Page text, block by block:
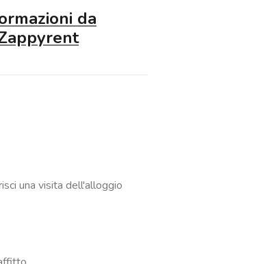
ben collegata, vicino a servizi,
soluzione ideale per chi
check-in, il deposito cauzionale
disponibile per ogni
non costituiscono elemento
da
una visita dell'alloggio